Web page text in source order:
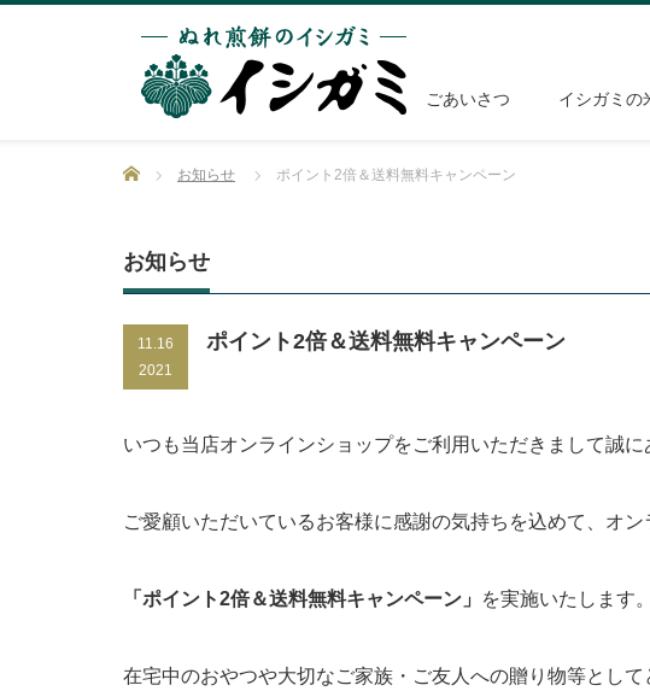
ごあいさつ イシガミの
Home お知らせ ポイント2倍＆送料無料キャンペーン
お知らせ
11.16
2021
ポイント2倍＆送料無料キャンペーン
いつも当店オンラインショップをご利用いただきまして誠に
ご愛顧いただいているお客様に感謝の気持ちを込めて、オ
「ポイント2倍＆送料無料キャンペーン」 を実施いたします。
在宅中のおやつや大切なご家族・ご友人への贈り物等として